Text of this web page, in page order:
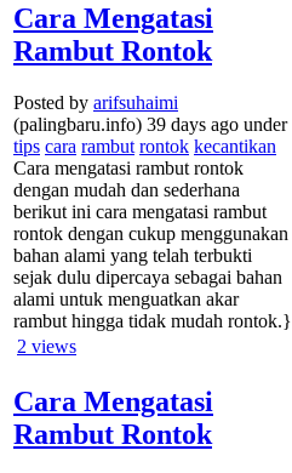
Cara Mengatasi
Rambut Rontok
Posted by arifsuhaimi
(palingbaru.info) 39 days ago under
tips cara rambut rontok kecantikan
Cara mengatasi rambut rontok
dengan mudah dan sederhana
berikut ini cara mengatasi rambut
rontok dengan cukup menggunakan
bahan alami yang telah terbukti
sejak dulu dipercaya sebagai bahan
alami untuk menguatkan akar
rambut hingga tidak mudah rontok.}
2 views
Cara Mengatasi
Rambut Rontok